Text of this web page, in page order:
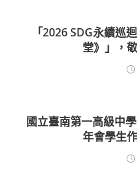
「2026 SDG永續巡
堂》」，
國立臺南第一高級中
年會學生